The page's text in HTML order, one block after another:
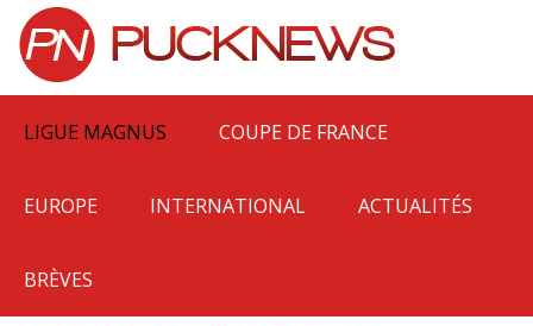
LIGUE MAGNUS COUPE DE FRANCE
EUROPE INTERNATIONAL ACTUALITÉS
BRÈVES